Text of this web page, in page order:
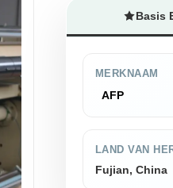
Basis
MERKNAAM
AFP
LAND VAN
Fujian, China